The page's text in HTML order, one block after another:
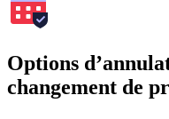
Options
changement de